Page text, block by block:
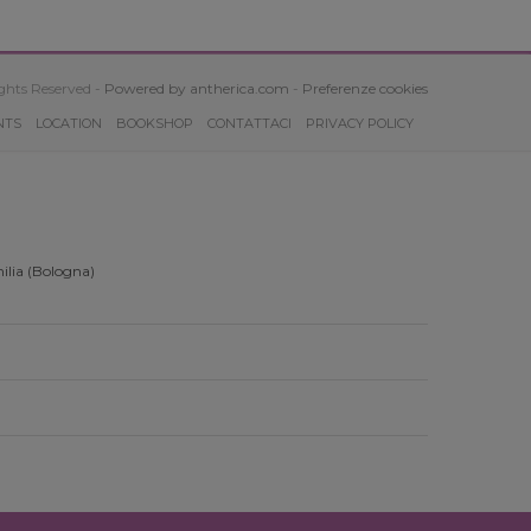
Reserved - Powered by antherica.com - Preferenze cookies
LOCATION BOOKSHOP CONTATTACI PRIVACY POLICY
(Bologna)